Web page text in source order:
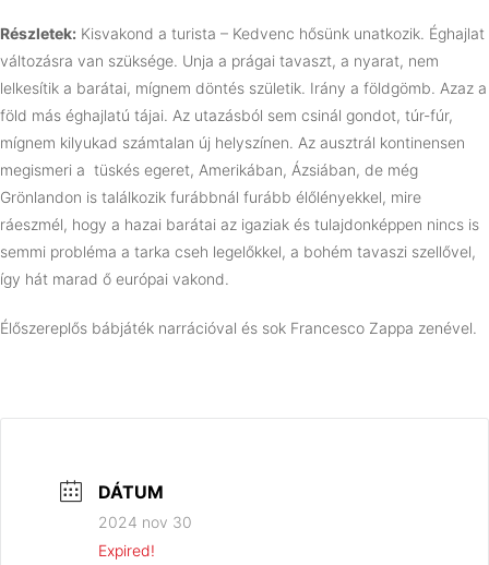
Részletek: Kisvakond a turista – Kedvenc hősünk unatkozik. Éghajlat
változásra van szüksége. Unja a prágai tavaszt, a nyarat, nem
lelkesítik a barátai, mígnem döntés születik. Irány a földgömb. Azaz a
föld más éghajlatú tájai. Az utazásból sem csinál gondot, túr-fúr,
mígnem kilyukad számtalan új helyszínen. Az ausztrál kontinensen
megismeri a tüskés egeret, Amerikában, Ázsiában, de még
Grönlandon is találkozik furábbnál furább élőlényekkel, mire
ráeszmél, hogy a hazai barátai az igaziak és tulajdonképpen nincs is
semmi probléma a tarka cseh legelőkkel, a bohém tavaszi szellővel,
így hát marad ő európai vakond.
Élőszereplős bábjáték narrációval és sok Francesco Zappa zenével.
DÁTUM
2024 nov 30
Expired!